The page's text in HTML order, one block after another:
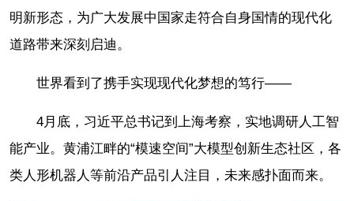
明新形态，为广大发展中国家走符合自身国情的现代化
道路带来深刻启迪。
世界看到了携手实现现代化梦想的笃行——
4月底，习近平总书记到上海考察，实地调研人工智
能产业。黄浦江畔的“模速空间”大模型创新生态社区，各
类人形机器人等前沿产品引人注目，未来感扑面而来。